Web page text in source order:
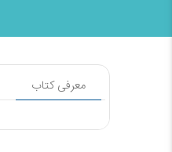
معرفی کتاب